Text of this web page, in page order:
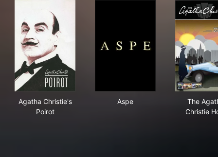
Agatha Christie's
Poirot
Aspe
The
Christie